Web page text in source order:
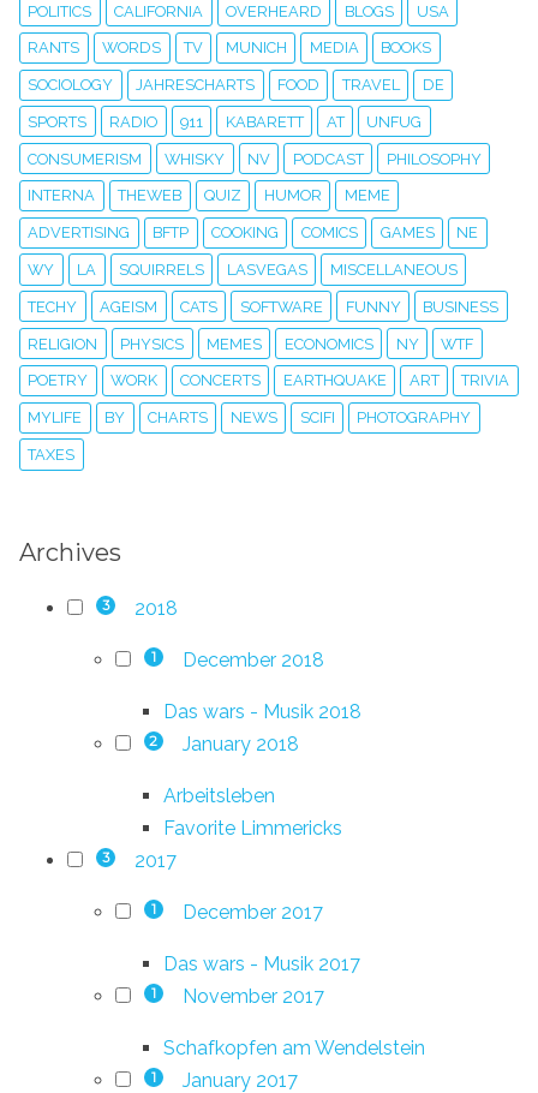
POLITICS CALIFORNIA OVERHEARD BLOGS USA
RANTS WORDS TV MUNICH MEDIA BOOKS
SOCIOLOGY JAHRESCHARTS FOOD TRAVEL DE
SPORTS RADIO 911 KABARETT AT UNFUG
CONSUMERISM WHISKY NV PODCAST PHILOSOPHY
INTERNA THEWEB QUIZ HUMOR MEME
ADVERTISING BFTP COOKING COMICS GAMES NE
WY LA SQUIRRELS LASVEGAS MISCELLANEOUS
TECHY AGEISM CATS SOFTWARE FUNNY BUSINESS
RELIGION PHYSICS MEMES ECONOMICS NY WTF
POETRY WORK CONCERTS EARTHQUAKE ART TRIVIA
MYLIFE BY CHARTS NEWS SCIFI PHOTOGRAPHY
TAXES
Archives
3 2018
1 December 2018
Das wars - Musik 2018
2 January 2018
Arbeitsleben
Favorite Limmericks
3 2017
1 December 2017
Das wars - Musik 2017
1 November 2017
Schafkopfen am Wendelstein
1 January 2017